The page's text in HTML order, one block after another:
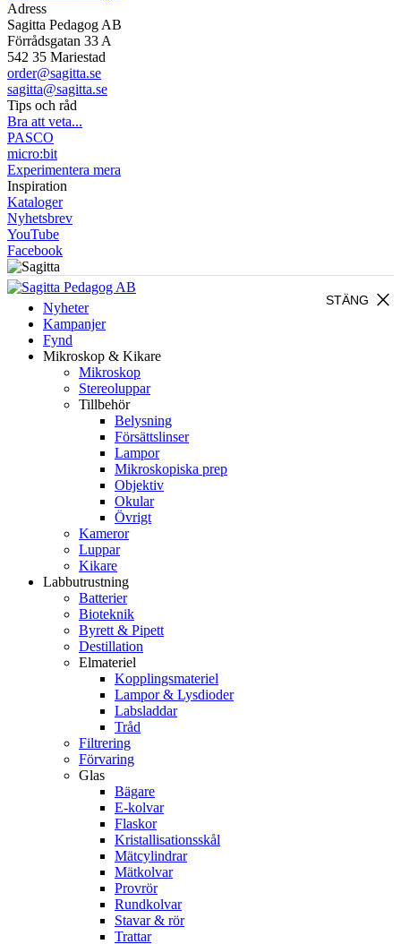
Adress
Sagitta Pedagog AB
Förrådsgatan 33 A
542 35 Mariestad
order@sagitta.se
sagitta@sagitta.se
Tips och råd
Bra att veta...
PASCO
micro:bit
Experimentera mera
Inspiration
Kataloger
Nyhetsbrev
YouTube
Facebook
close
STÄNG
Nyheter
Kampanjer
Fynd
Mikroskop & Kikare
Mikroskop
Stereoluppar
Tillbehör
Belysning
Försättslinser
Lampor
Mikroskopiska prep
Objektiv
Okular
Övrigt
Kameror
Luppar
Kikare
Labbutrustning
Batterier
Bioteknik
Byrett & Pipett
Destillation
Elmateriel
Kopplingsmateriel
Lampor & Lysdioder
Labsladdar
Tråd
Filtrering
Förvaring
Glas
Bägare
E-kolvar
Flaskor
Kristallisationsskål
Mätcylindrar
Mätkolvar
Provrör
Rundkolvar
Stavar & rör
Trattar